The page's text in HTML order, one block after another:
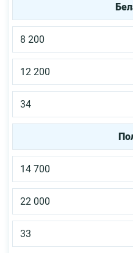
8 200
12 200
34
14 700
22 000
33